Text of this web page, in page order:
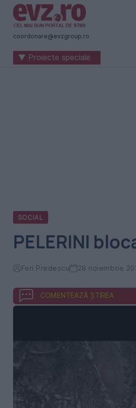
Știri
naționale
internaționale
coordonare@evzgroup.ro
▼ Proiecte speciale
SOCIAL
PELERINI
Feri Predescu 28 noiembrie
COMENTEAZĂ ȘTIREA